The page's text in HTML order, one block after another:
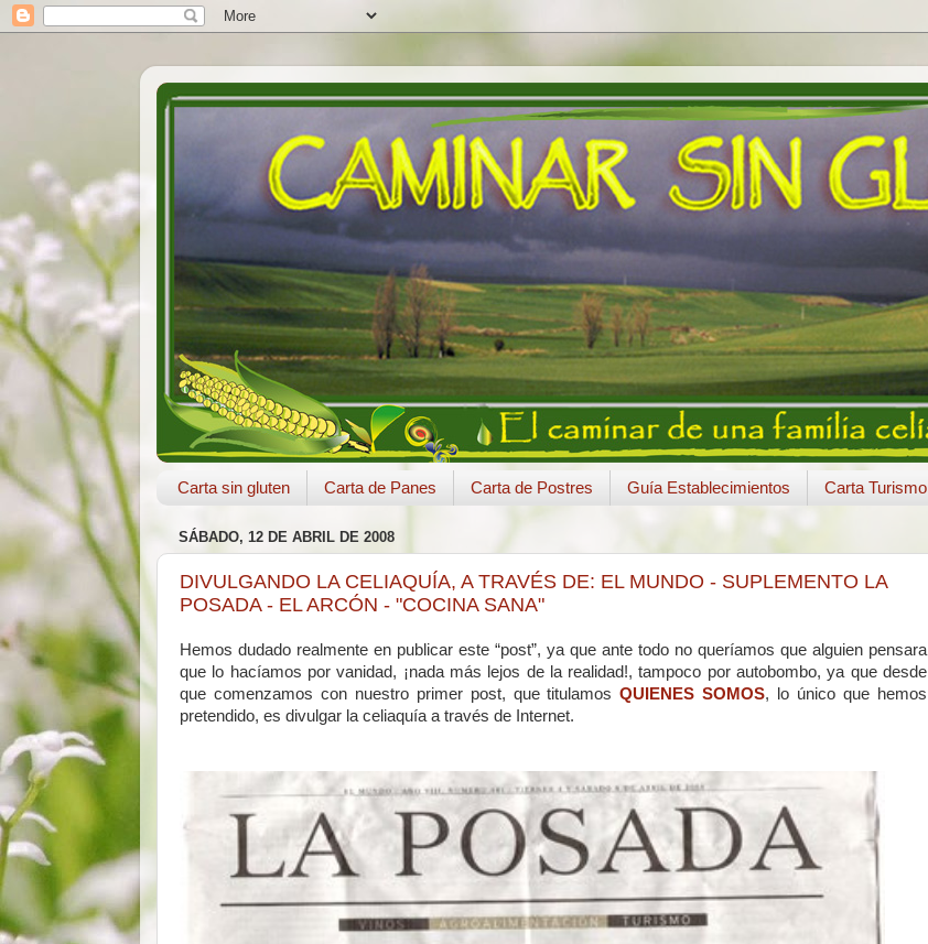
Carta sin gluten Carta de Panes Carta de Postres Guía Establecimientos Carta Turismo
SÁBADO, 12 DE ABRIL DE 2008
DIVULGANDO LA CELIAQUÍA, A TRAVÉS DE: EL MUNDO - SUPLEMENTO LA
POSADA - EL ARCÓN - "COCINA SANA"
Hemos dudado realmente en publicar este “post”, ya que ante todo no queríamos que alguien pensara
que lo hacíamos por vanidad, ¡nada más lejos de la realidad!, tampoco por autobombo, ya que desde
que comenzamos con nuestro primer post, que titulamosQUIENES SOMOS, lo único que hemos
pretendido, es divulgar la celiaquía a través de Internet.